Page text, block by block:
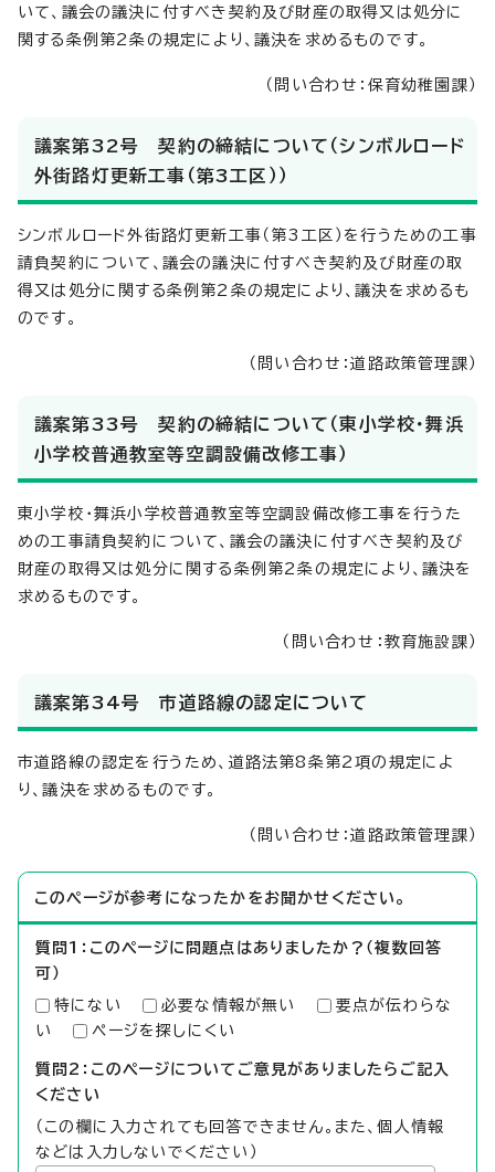
いて、議会の議決に付すべき契約及び財産の取得又は処分に
関する条例第2条の規定により、議決を求めるものです。
（問い合わせ：保育幼稚園課）
議案第32号 契約の締結について（シンボルロード
外街路灯更新工事（第3工区））
シンボルロード外街路灯更新工事（第3工区）を行うための工事
請負契約について、議会の議決に付すべき契約及び財産の取
得又は処分に関する条例第2条の規定により、議決を求めるも
のです。
（問い合わせ：道路政策管理課）
議案第33号 契約の締結について（東小学校・舞浜
小学校普通教室等空調設備改修工事）
東小学校・舞浜小学校普通教室等空調設備改修工事を行うた
めの工事請負契約について、議会の議決に付すべき契約及び
財産の取得又は処分に関する条例第2条の規定により、議決を
求めるものです。
（問い合わせ：教育施設課）
議案第34号 市道路線の認定について
市道路線の認定を行うため、道路法第8条第2項の規定によ
り、議決を求めるものです。
（問い合わせ：道路政策管理課）
このページが参考になったかをお聞かせください。
質問1：このページに問題点はありましたか？（複数回答
可）
特にない 必要な情報が無い
要点が伝わらな
い
ページを探しにくい
質問2：このページについてご意見がありましたらご記入
ください
（この欄に入力されても回答できません。また、個人情報
などは入力しないでください）